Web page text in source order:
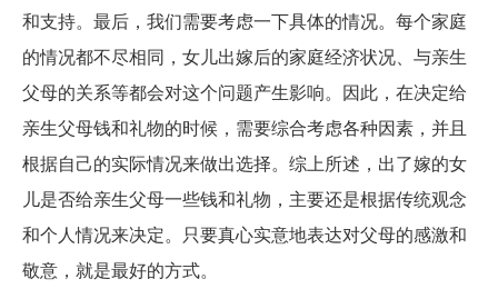
和支持。最后，我们需要考虑一下具体的情况。每个家庭
的情况都不尽相同，女儿出嫁后的家庭经济状况、与亲生
父母的关系等都会对这个问题产生影响。因此，在决定给
亲生父母钱和礼物的时候，需要综合考虑各种因素，并且
根据自己的实际情况来做出选择。综上所述，出了嫁的女
儿是否给亲生父母一些钱和礼物，主要还是根据传统观念
和个人情况来决定。只要真心实意地表达对父母的感激和
敬意，就是最好的方式。